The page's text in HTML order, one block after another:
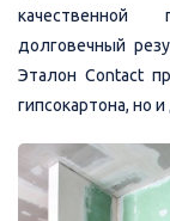
качественной
долговечный
Эталон Contact
гипсокартона, но